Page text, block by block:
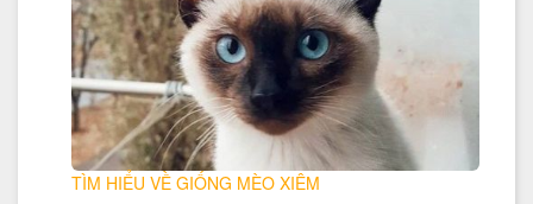
TÌM HIỂU VỀ GIỐNG MÈO XIÊM